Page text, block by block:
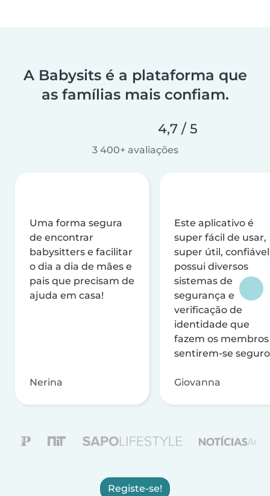
A Babysits é a plataforma que
as famílias mais confiam.
4,7 / 5
3 400+ avaliações
Uma forma segura
de encontrar
babysitters e facilitar
o dia a dia de mães e
pais que precisam de
ajuda em casa!
Nerina
Este aplicativo é
super fácil de usar,
super útil,
possui diversos
sistemas de
segurança e
verificação de
identidade que
fazem os membros
sentirem-se
Giovanna
Registe-se!